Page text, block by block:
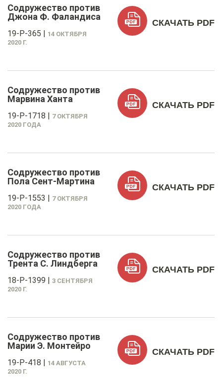
Содружество против
Джона Ф. Фаландиса
19-P-365 | 14 ОКТЯБРЯ
2020 Г.
СКАЧАТЬ PDF
Содружество против
Марвина Ханта
19-P-1718 | 7 ОКТЯБРЯ
2020 ГОДА
СКАЧАТЬ PDF
Содружество против
Пола Сент-Мартина
19-P-1553 | 7 ОКТЯБРЯ
2020 ГОДА
СКАЧАТЬ PDF
Содружество против
Трента С. Линдберга
18-P-1399 | 3 СЕНТЯБРЯ
2020 Г.
СКАЧАТЬ PDF
Содружество против
Марии Э. Монтейро
19-P-418 | 14 АВГУСТА
2020 Г.
СКАЧАТЬ PDF